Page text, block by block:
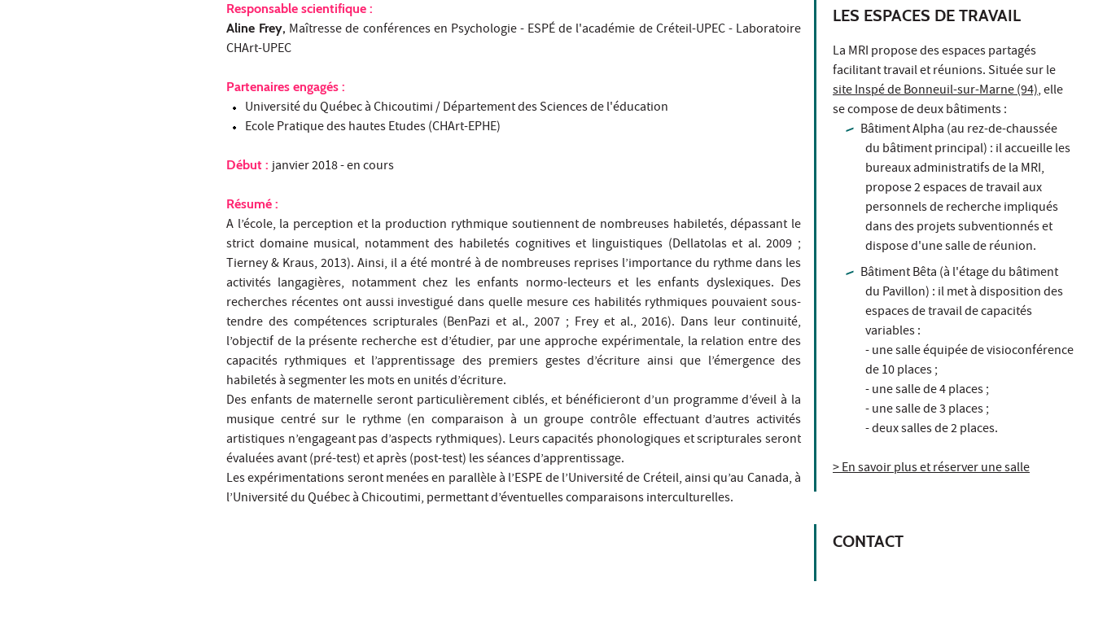
Responsable scientifique :
Aline Frey, Maîtresse de conférences en Psychologie - ESPÉ de l'académie de Créteil-UPEC - Laboratoire
CHArt-UPEC
Partenaires engagés :
Université du Québec à Chicoutimi / Département des Sciences de l'éducation
Ecole Pratique des hautes Etudes (CHArt-EPHE)
Début : janvier 2018 - en cours
Résumé :
A l’école, la perception et la production rythmique soutiennent de nombreuses habiletés, dépassant le
strict domaine musical, notamment des habiletés cognitives et linguistiques (Dellatolas et al. 2009 ;
Tierney & Kraus, 2013). Ainsi, il a été montré à de nombreuses reprises l’importance du rythme dans les
activités langagières, notamment chez les enfants normo-lecteurs et les enfants dyslexiques. Des
recherches récentes ont aussi investigué dans quelle mesure ces habilités rythmiques pouvaient sous-
tendre des compétences scripturales (BenPazi et al., 2007 ; Frey et al., 2016). Dans leur continuité,
l’objectif de la présente recherche est d’étudier, par une approche expérimentale, la relation entre des
capacités rythmiques et l’apprentissage des premiers gestes d’écriture ainsi que l’émergence des
habiletés à segmenter les mots en unités d’écriture.
Des enfants de maternelle seront particulièrement ciblés, et bénéficieront d’un programme d’éveil à la
musique centré sur le rythme (en comparaison à un groupe contrôle effectuant d’autres activités
artistiques n’engageant pas d’aspects rythmiques). Leurs capacités phonologiques et scripturales seront
évaluées avant (pré-test) et après (post-test) les séances d’apprentissage.
Les expérimentations seront menées en parallèle à l’ESPE de l’Université de Créteil, ainsi qu’au Canada, à
l’Université du Québec à Chicoutimi, permettant d’éventuelles comparaisons interculturelles.
LES ESPACES DE TRAVAIL
La MRI propose des espaces partagés
facilitant travail et réunions. Située sur le
site Inspé de Bonneuil-sur-Marne (94), elle
se compose de deux bâtiments :
Bâtiment Alpha (au rez-de-chaussée
du bâtiment principal) : il accueille les
bureaux administratifs de la MRI,
propose 2 espaces de travail aux
personnels de recherche impliqués
dans des projets subventionnés et
dispose d'une salle de réunion.
Bâtiment Bêta (à l'étage du bâtiment
du Pavillon) : il met à disposition des
espaces de travail de capacités
variables :
- une salle équipée de visioconférence
de 10 places ;
- une salle de 4 places ;
- une salle de 3 places ;
- deux salles de 2 places.
> En savoir plus et réserver une salle
CONTACT